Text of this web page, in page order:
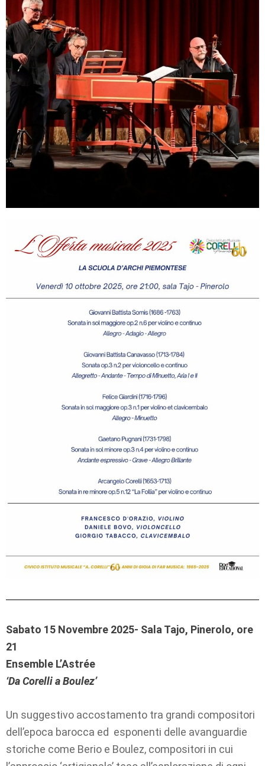
Sabato 15 Novembre 2025- Sala Tajo, Pinerolo, ore
21
Ensemble L’Astrée
‘Da Corelli a Boulez’
Un suggestivo accostamento tra grandi compositori
dell’epoca barocca ed esponenti delle avanguardie
storiche come Berio e Boulez, compositori in cui